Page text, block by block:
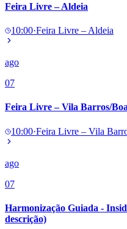
Feira Livre – Aldeia
10:00·Feira Livre – Aldeia
ago
07
Feira Livre – Vila Barros/
10:00·Feira Livre – Vila
ago
07
Harmonização Guiada -
descrição)